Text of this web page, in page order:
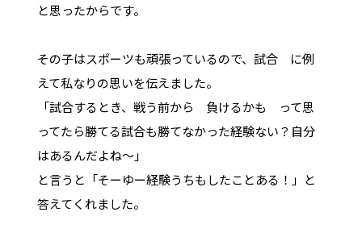
と思ったからです。
その子はスポーツも頑張っているので、試合 に例
えて私なりの思いを伝えました。
「試合するとき、戦う前から 負けるかも って思
ってたら勝てる試合も勝てなかった経験ない？自分
はあるんだよね～」
と言うと「そーゆー経験うちもしたことある！」と
答えてくれました。